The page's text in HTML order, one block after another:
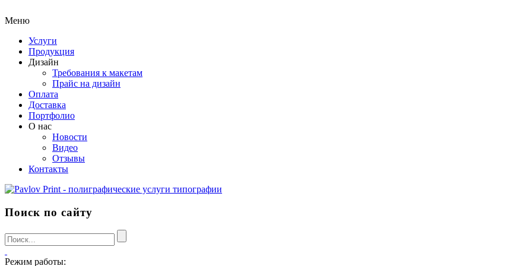
Меню
Услуги
Продукция
Дизайн
Требования к макетам
Прайс на дизайн
Оплата
Доставка
Портфолио
О нас
Новости
Видео
Отзывы
Контакты
Поиск по сайту
Режим работы: